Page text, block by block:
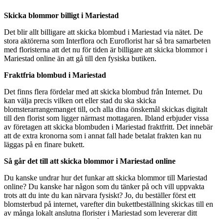
Skicka blommor billigt i Mariestad
Det blir allt billigare att skicka blombud i Mariestad via nätet. De
stora aktörerna som Interflora och Euroflorist har så bra samarbeten
med floristerna att det nu för tiden är billigare att skicka blommor i
Mariestad online än att gå till den fysiska butiken.
Fraktfria blombud i Mariestad
Det finns flera fördelar med att skicka blombud från Internet. Du
kan välja precis vilken ort eller stad du ska skicka
blomsterarrangemanget till, och alla dina önskemål skickas digitalt
till den florist som ligger närmast mottagaren. Ibland erbjuder vissa
av företagen att skicka blombuden i Mariestad fraktfritt. Det innebär
att de extra kronorna som i annat fall hade betalat frakten kan nu
läggas på en finare bukett.
Så går det till att skicka blommor i Mariestad online
Du kanske undrar hur det funkar att skicka blommor till Mariestad
online? Du kanske har någon som du tänker på och vill uppvakta
trots att du inte du kan närvara fysiskt? Jo, du beställer först ett
blomsterbud på internet, varefter din bukettbeställning skickas till en
av många lokalt anslutna florister i Mariestad som levererar ditt